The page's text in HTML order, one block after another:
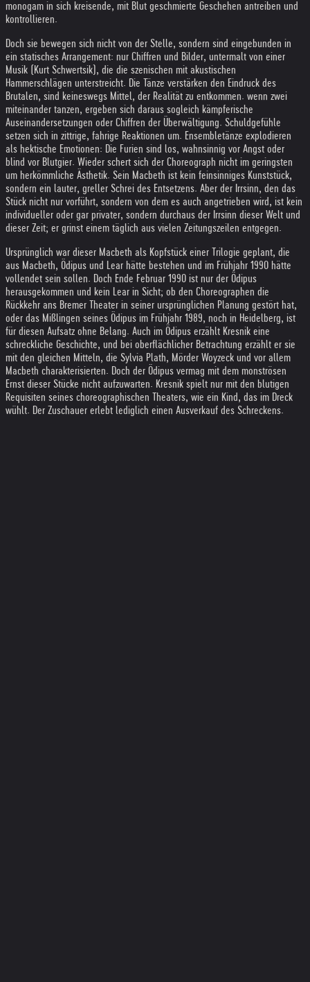
monogam in sich kreisende, mit Blut geschmierte Geschehen antreiben und
kontrollieren.
Doch sie bewegen sich nicht von der Stelle, sondern sind eingebunden in
ein statisches Arrangement: nur Chiffren und Bilder, untermalt von einer
Musik (Kurt Schwertsik), die die szenischen mit akustischen
Hammerschlägen unterstreicht. Die Tänze verstärken den Eindruck des
Brutalen, sind keineswegs Mittel, der Realität zu entkommen. wenn zwei
miteinander tanzen, ergeben sich daraus sogleich kämpferische
Auseinandersetzungen oder Chiffren der Überwältigung. Schuldgefühle
setzen sich in zittrige, fahrige Reaktionen um. Ensembletänze explodieren
als hektische Emotionen: Die Furien sind los, wahnsinnig vor Angst oder
blind vor Blutgier. Wieder schert sich der Choreograph nicht im geringsten
um herkömmliche Ästhetik. Sein Macbeth ist kein feinsinniges Kunststück,
sondern ein lauter, greller Schrei des Entsetzens. Aber der Irrsinn, den das
Stück nicht nur vorführt, sondern von dem es auch angetrieben wird, ist kein
individueller oder gar privater, sondern durchaus der Irrsinn dieser Welt und
dieser Zeit; er grinst einem täglich aus vielen Zeitungszeilen entgegen.
Ursprünglich war dieser Macbeth als Kopfstück einer Trilogie geplant, die
aus Macbeth, Ödipus und Lear hätte bestehen und im Frühjahr 1990 hätte
vollendet sein sollen. Doch Ende Februar 1990 ist nur der Ödipus
herausgekommen und kein Lear in Sicht; ob den Choreographen die
Rückkehr ans Bremer Theater in seiner ursprünglichen Planung gestört hat,
oder das Mißlingen seines Ödipus im Frühjahr 1989, noch in Heidelberg, ist
für diesen Aufsatz ohne Belang. Auch im Ödipus erzählt Kresnik eine
schreckliche Geschichte, und bei oberflächlicher Betrachtung erzählt er sie
mit den gleichen Mitteln, die Sylvia Plath, Mörder Woyzeck und vor allem
Macbeth charakterisierten. Doch der Ödipus vermag mit dem monströsen
Ernst dieser Stücke nicht aufzuwarten. Kresnik spielt nur mit den blutigen
Requisiten seines choreographischen Theaters, wie ein Kind, das im Dreck
wühlt. Der Zuschauer erlebt lediglich einen Ausverkauf des Schreckens.